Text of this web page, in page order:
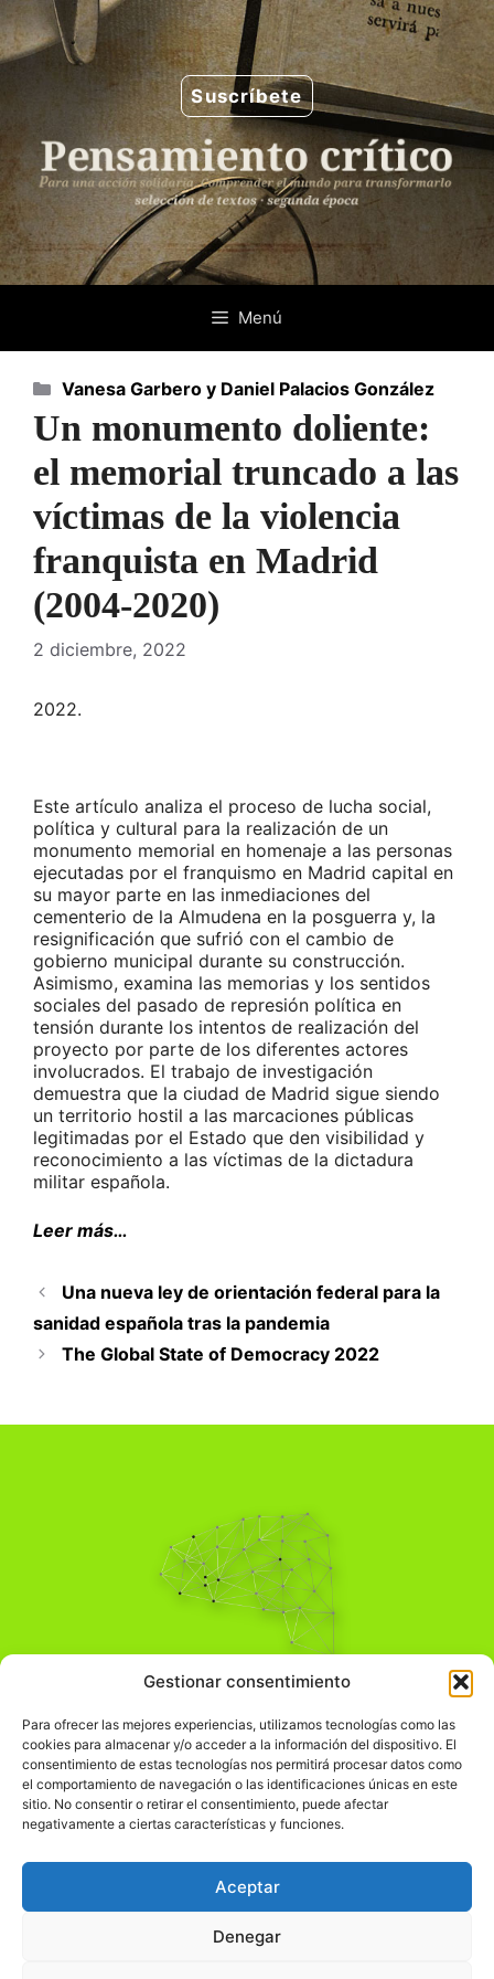
Gestionar consentimiento
Para ofrecer las mejores experiencias, utilizamos tecnologías como las
cookies para almacenar y/o acceder a la información del dispositivo. El
consentimiento de estas tecnologías nos permitirá procesar datos como
el comportamiento de navegación o las identificaciones únicas en este
sitio. No consentir o retirar el consentimiento, puede afectar
negativamente a ciertas características y funciones.
Aceptar
Denegar
Saltar
al
contenido
Suscríbete
Menú
Un monumento doliente:
el memorial truncado a las
víctimas de la violencia
franquista en Madrid
(2004-2020)
2 diciembre, 2022
2022.
Este artículo analiza el proceso de lucha social,
política y cultural para la realización de un
monumento memorial en homenaje a las personas
ejecutadas por el franquismo en Madrid capital en
su mayor parte en las inmediaciones del
cementerio de la Almudena en la posguerra y, la
resignificación que sufrió con el cambio de
gobierno municipal durante su construcción.
Asimismo, examina las memorias y los sentidos
sociales del pasado de represión política en
tensión durante los intentos de realización del
proyecto por parte de los diferentes actores
involucrados. El trabajo de investigación
demuestra que la ciudad de Madrid sigue siendo
un territorio hostil a las marcaciones públicas
legitimadas por el Estado que den visibilidad y
reconocimiento a las víctimas de la dictadura
militar española.
Leer más…
Categorías
Vanesa Garbero y Daniel Palacios González
Una nueva ley de orientación federal para la
sanidad española tras la pandemia
The Global State of Democracy 2022
Pensamiento Crítico
Comprender el mundo para transformarlo.
Información Legal
჻Política de privacidad
Política de cookies